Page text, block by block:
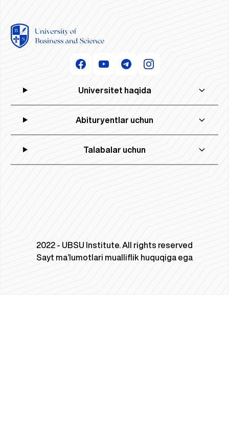
Universitet haqida
Abituryentlar uchun
Talabalar uchun
2022 - UBSU Institute. All rights reserved
Sayt ma’lumotlari mualliflik huquqiga ega